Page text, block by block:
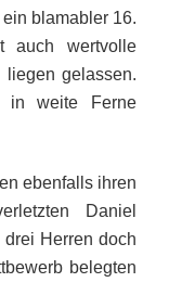
blamabler 16.
auch wertvolle
liegen gelassen.
in weite Ferne
ebenfalls ihren
Daniel
Herren doch
belegten